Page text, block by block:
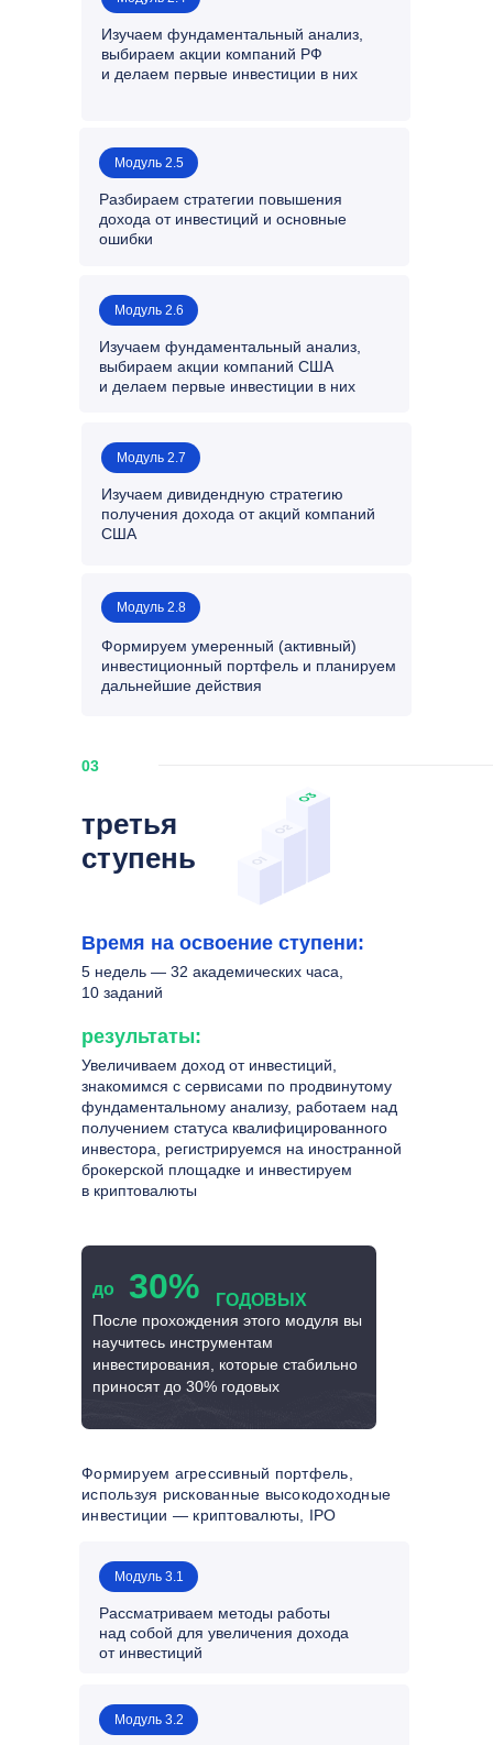
Изучаем фундаментальный анализ,
выбираем акции компаний РФ
и делаем первые инвестиции в них
Изучаем дивидендную стратегию
получения дохода от акций компаний
США
Модуль 2.7
Изучаем фундаментальный анализ,
выбираем акции компаний США
и делаем первые инвестиции в них
Модуль 2.6
Разбираем стратегии повышения
дохода от инвестиций и основные
ошибки
Модуль 2.5
Формируем умеренный (активный)
инвестиционный портфель и планируем
дальнейшие действия
Модуль 2.8
третья
ступень
Формируем агрессивный портфель,
используя рискованные высокодоходные
инвестиции — криптовалюты, IPO
Модуль 3.1
Рассматриваем методы работы
над собой для увеличения дохода
от инвестиций
03
Модуль 3.2
Время на освоение ступени:
5 недель — 32 академических часа,
10 заданий
результаты:
Увеличиваем доход от инвестиций,
знакомимся с сервисами по продвинутому
фундаментальному анализу, работаем над
получением статуса квалифицированного
инвестора, регистрируемся на иностранной
брокерской площадке и инвестируем
в криптовалюты
После прохождения этого модуля вы
научитесь инструментам
инвестирования, которые стабильно
приносят до 30% годовых
до 30% ГОДОВЫХ